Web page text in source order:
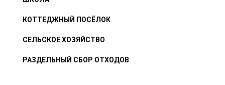
КОТТЕДЖНЫЙ ПОСЁЛОК
СЕЛЬСКОЕ ХОЗЯЙСТВО
РАЗДЕЛЬНЫЙ СБОР ОТХОДОВ